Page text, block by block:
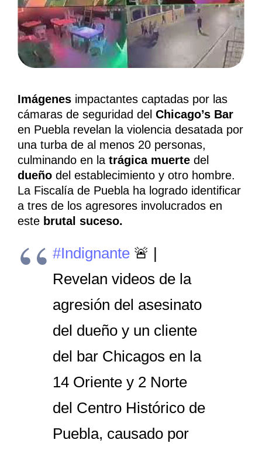
Imágenes impactantes captadas por las
cámaras de seguridad del Chicago’s Bar
en Puebla revelan la violencia desatada por
una turba de al menos 20 personas,
culminando en la trágica muerte del
dueño del establecimiento y otro hombre.
La Fiscalía de Puebla ha logrado identificar
a tres de los agresores involucrados en
este brutal suceso.
#Indignante 🚨 |
Revelan videos de la
agresión del asesinato
del dueño y un cliente
del bar Chicagos en la
14 Oriente y 2 Norte
del Centro Histórico de
Puebla, causado por